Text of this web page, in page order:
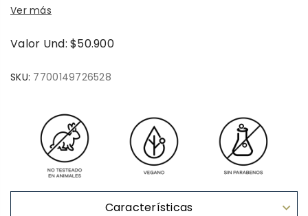
Ver más
Valor Und: $50.900
SKU: 7700149726528
Características